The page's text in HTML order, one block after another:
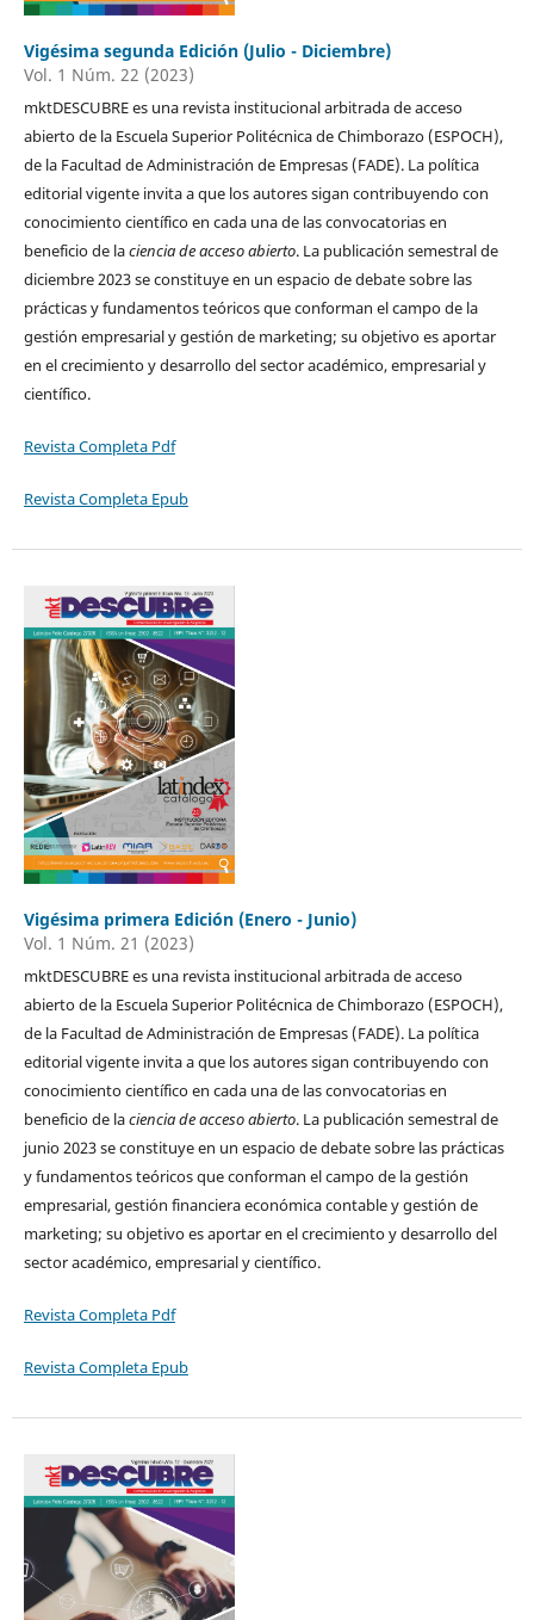
Vigésima segunda Edición (Julio - Diciembre)
Vol. 1 Núm. 22 (2023)
mktDESCUBRE es una revista institucional arbitrada de acceso
abierto de la Escuela Superior Politécnica de Chimborazo (ESPOCH),
de la Facultad de Administración de Empresas (FADE). La política
editorial vigente invita a que los autores sigan contribuyendo con
conocimiento científico en cada una de las convocatorias en
beneficio de laciencia de acceso abierto. La publicación semestral de
diciembre 2023 se constituye en un espacio de debate sobre las
prácticas y fundamentos teóricos que conforman el campo de la
gestión empresarial y gestión de marketing; su objetivo es aportar
en el crecimiento y desarrollo del sector académico, empresarial y
científico.
Revista Completa Pdf
Revista Completa Epub
Vigésima primera Edición (Enero - Junio)
Vol. 1 Núm. 21 (2023)
mktDESCUBRE es una revista institucional arbitrada de acceso
abierto de la Escuela Superior Politécnica de Chimborazo (ESPOCH),
de la Facultad de Administración de Empresas (FADE). La política
editorial vigente invita a que los autores sigan contribuyendo con
conocimiento científico en cada una de las convocatorias en
beneficio de laciencia de acceso abierto. La publicación semestral de
junio 2023 se constituye en un espacio de debate sobre las prácticas
y fundamentos teóricos que conforman el campo de la gestión
empresarial, gestión financiera económica contable y gestión de
marketing; su objetivo es aportar en el crecimiento y desarrollo del
sector académico, empresarial y científico.
Revista Completa Pdf
Revista Completa Epub